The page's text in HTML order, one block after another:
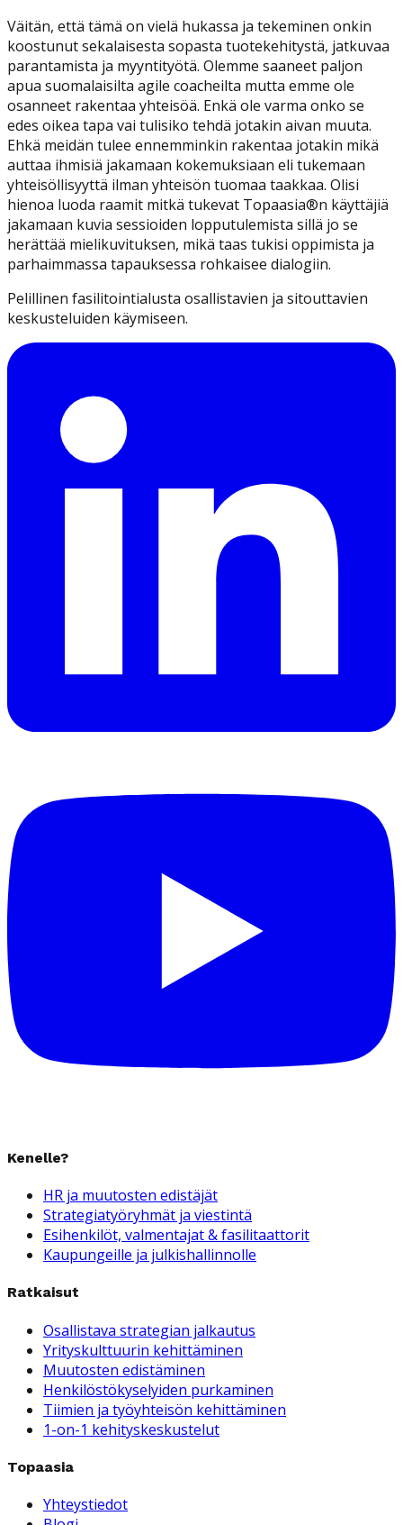
Väitän, että tämä on vielä hukassa ja tekeminen onkin
koostunut sekalaisesta sopasta tuotekehitystä, jatkuvaa
parantamista ja myyntityötä. Olemme saaneet paljon
apua suomalaisilta agile coacheilta mutta emme ole
osanneet rakentaa yhteisöä. Enkä ole varma onko se
edes oikea tapa vai tulisiko tehdä jotakin aivan muuta.
Ehkä meidän tulee ennemminkin rakentaa jotakin mikä
auttaa ihmisiä jakamaan kokemuksiaan eli tukemaan
yhteisöllisyyttä ilman yhteisön tuomaa taakkaa. Olisi
hienoa luoda raamit mitkä tukevat Topaasia®n käyttäjiä
jakamaan kuvia sessioiden lopputulemista sillä jo se
herättää mielikuvituksen, mikä taas tukisi oppimista ja
parhaimmassa tapauksessa rohkaisee dialogiin.
Pelillinen fasilitointialusta osallistavien ja sitouttavien
keskusteluiden käymiseen.
Kenelle?
HR ja muutosten edistäjät
Strategiatyöryhmät ja viestintä
Esihenkilöt, valmentajat & fasilitaattorit
Kaupungeille ja julkishallinnolle
Ratkaisut
Osallistava strategian jalkautus
Yrityskulttuurin kehittäminen
Muutosten edistäminen
Henkilöstökyselyiden purkaminen
Tiimien ja työyhteisön kehittäminen
1-on-1 kehityskeskustelut
Topaasia
Yhteystiedot